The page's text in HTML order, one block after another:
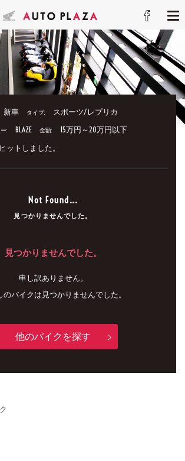
新車 タイプ: スポーツ/レプリカ
: BLAZE 金額: 15万円～20万円以下
ットしました。
Not Found...
見つかりませんでした。
見つかりませんでした。
申し訳ありません。
のバイクは見つかりませんでした。
他のバイクを探す